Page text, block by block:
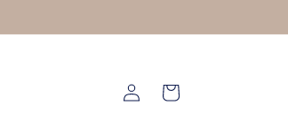
Iniciar
sesión
Carrito